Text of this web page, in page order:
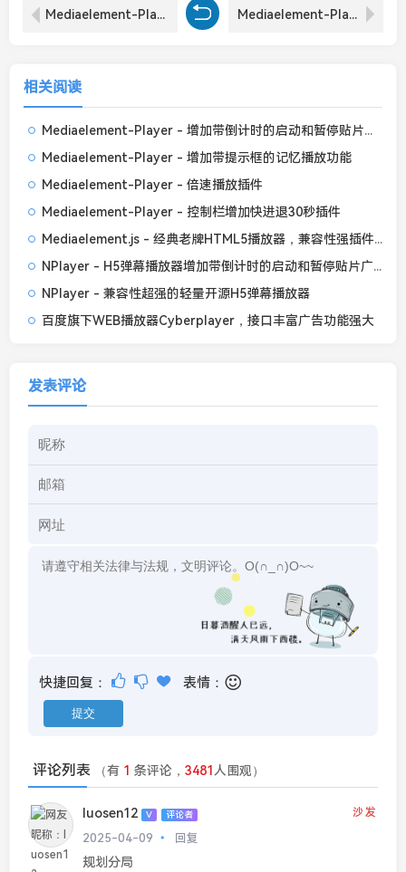
Mediaelement-Player - 倍速播放插件 Mediaelement-Player - 增加带倒计时的启动和暂停贴片广告功能
相关阅读
Mediaelement-Player - 增加带倒计时的启动和暂停贴片广告功能
Mediaelement-Player - 增加带提示框的记忆播放功能
Mediaelement-Player - 倍速播放插件
Mediaelement-Player - 控制栏增加快进退30秒插件
Mediaelement.js - 经典老牌HTML5播放器，兼容性强插件丰富
NPlayer - H5弹幕播放器增加带倒计时的启动和暂停贴片广告
NPlayer - 兼容性超强的轻量开源H5弹幕播放器
百度旗下WEB播放器Cyberplayer，接口丰富广告功能强大
发表评论
快捷回复： 表情：
评论列表 （有 1 条评论， 3481 人围观）
luosen12 V 评论者 沙发
2025-04-09 回复
规划分局